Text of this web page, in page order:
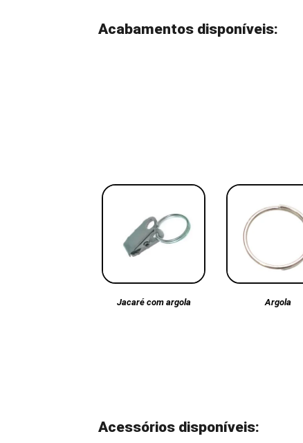
Acabamentos disponíveis:
Jacaré com argola
Argola
Acessórios disponíveis: